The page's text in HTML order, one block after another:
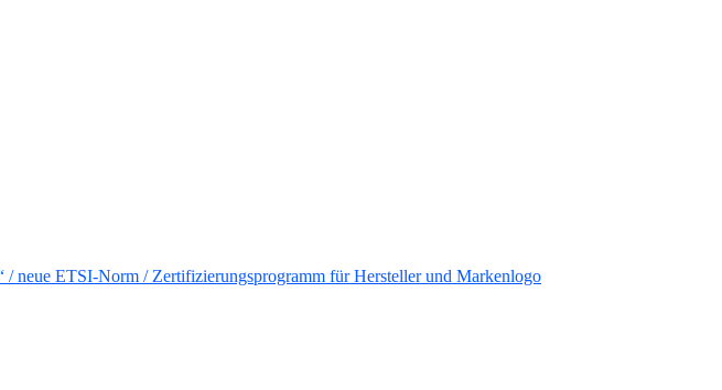
neue ETSI-Norm / Zertifizierungsprogramm für Hersteller und Markenlogo